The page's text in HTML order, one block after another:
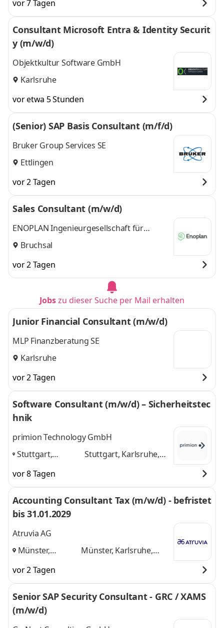
vor 7 Tagen
Consultant Microsoft Entra & Identity Securit
y (m/w/d)
Objektkultur Software GmbH
Karlsruhe
vor etwa 5 Stunden
(Senior) SAP Basis Consultant (m/f/d)
Bruker Group Services SE
Ettlingen
vor 2 Tagen
Sales Consultant (m/w/d)
ENOPLAN Ingenieurgesellschaft für
Energiedienstleistungen mbH
Bruchsal
vor 2 Tagen
Jobszu dieser Suche per Mail erhalten
Junior Financial Consultant (m/w/d)
MLP Finanzberatung SE
Karlsruhe
vor 2 Tagen
Software Consultant (m/w/d) – Sicherheitstec
hnik
primion Technology GmbH
Stuttgart,
am kalten Markt
Stuttgart, Karlsruhe,
vor 8 Tagen
Accounting Consultant Tax (m/w/d) - befristet
bis 31.01.2029
Atruvia AG
Münster,
Aschheim,
Münster, Karlsruhe,
vor 2 Tagen
Senior SAP Security Consultant - GRC / XAMS
(m/w/d)